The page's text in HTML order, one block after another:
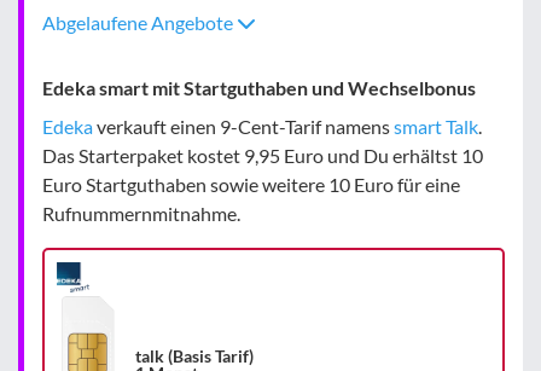
Abgelaufene Angebote
Edeka smart mit Startguthaben und Wechselbonus
Edekaverkauft einen 9-Cent-Tarif namenssmart Talk
Das Starterpaket kostet 9,95 Euro und Du erhältst 10
Euro Startguthaben sowie weitere 10 Euro für eine
Rufnummernmitnahme.
talk (Basis Tarif)